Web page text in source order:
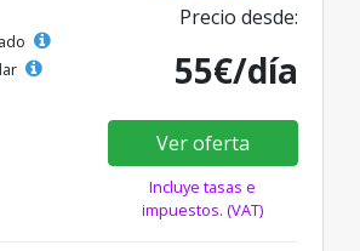
Precio desde:
55€/día
Ver oferta
Incluye tasas e
impuestos. (VAT)